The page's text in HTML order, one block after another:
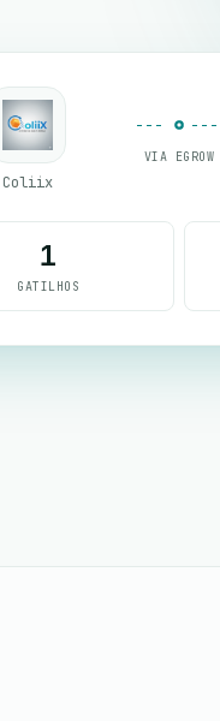
Coliix
VIA EGROW
1
GATILHOS